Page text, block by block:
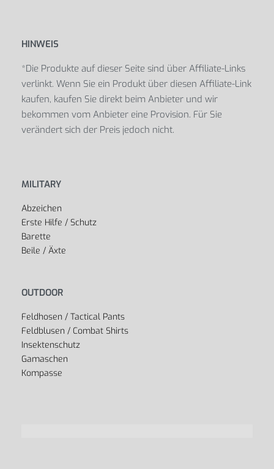
HINWEIS
*Die Produkte auf dieser Seite sind über Affiliate-Links
verlinkt. Wenn Sie ein Produkt über diesen Affiliate-Link
kaufen, kaufen Sie direkt beim Anbieter und wir
bekommen vom Anbieter eine Provision. Für Sie
verändert sich der Preis jedoch nicht.
MILITARY
Abzeichen
Erste Hilfe / Schutz
Barette
Beile / Äxte
OUTDOOR
Feldhosen / Tactical Pants
Feldblusen / Combat Shirts
Insektenschutz
Gamaschen
Kompasse